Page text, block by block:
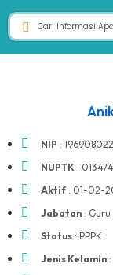
NIP :
NUPTK :
Aktif : 01-02-
Jabatan : Guru
Status : PPPK
Jenis Kelamin